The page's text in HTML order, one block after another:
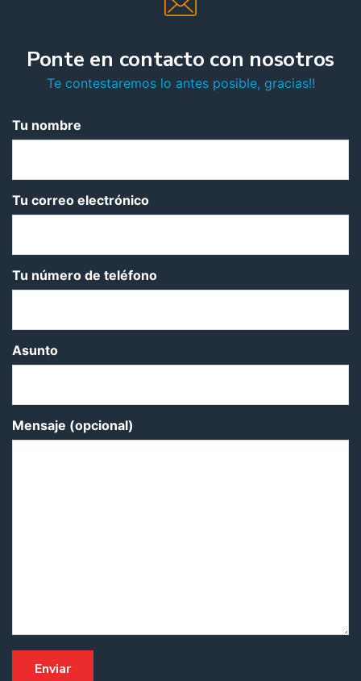
Ponte en contacto con nosotros
Te contestaremos lo antes posible, gracias!!
Tu nombre
Tu correo electrónico
Tu número de teléfono
Asunto
Mensaje (opcional)